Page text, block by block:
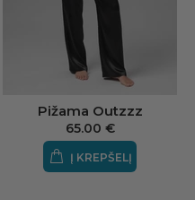
Pižama Outzzz
65.00 €
Į KREPŠELĮ